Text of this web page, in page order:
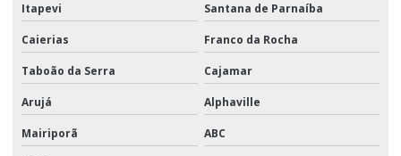
Itapevi Santana de Parnaíba
Caierias Franco da Rocha
Taboão da Serra Cajamar
Arujá Alphaville
Mairiporã ABC